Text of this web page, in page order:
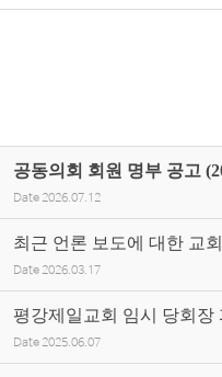
공동의회 회원 명부 공고
Date 2026.07.12
최근 언론 보도에 대한 교
Date 2026.03.17
평강제일교회 임시 당회장
Date 2025.06.07